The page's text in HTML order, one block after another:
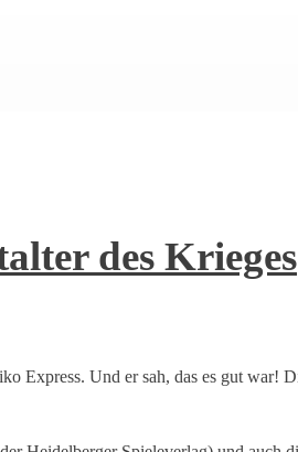
des Krieges
Express. Und er sah, das es gut